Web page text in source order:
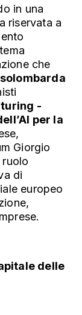
in una
riservata a
che
-
per la
Giorgio
di
europeo
delle